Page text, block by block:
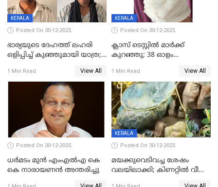
KERALA
Posted On 30-12-2025
ഭാര്യയുടെ ദേഹത്ത് ലഹരി
ഒളിപ്പിച്ച് കുഞ്ഞുമായി യാത്ര;
പിടികൂടി പൊലീസ്
1 Min Read View All
KERALA
Posted On 30-12-2025
ക്ലാസ് ടെസ്റ്റിൽ മാർക്ക്
കുറഞ്ഞു; 38 ഓളം
സെന്ററിലെ അധ്യാപകന്‍
മർദിച്ചതായി പരാതി
1 Min Read View All
Posted On 30-12-2025
ധർമടം മുൻ എംഎല്‍എ കെ
കെ നാരായണന്‍ അന്തരിച്ചു
KERALA
Posted On 30-12-2025
മയക്കുവെടിവച്ച ശേഷം
വലയിലാക്കി; കിണറ്റിൽ വീണ